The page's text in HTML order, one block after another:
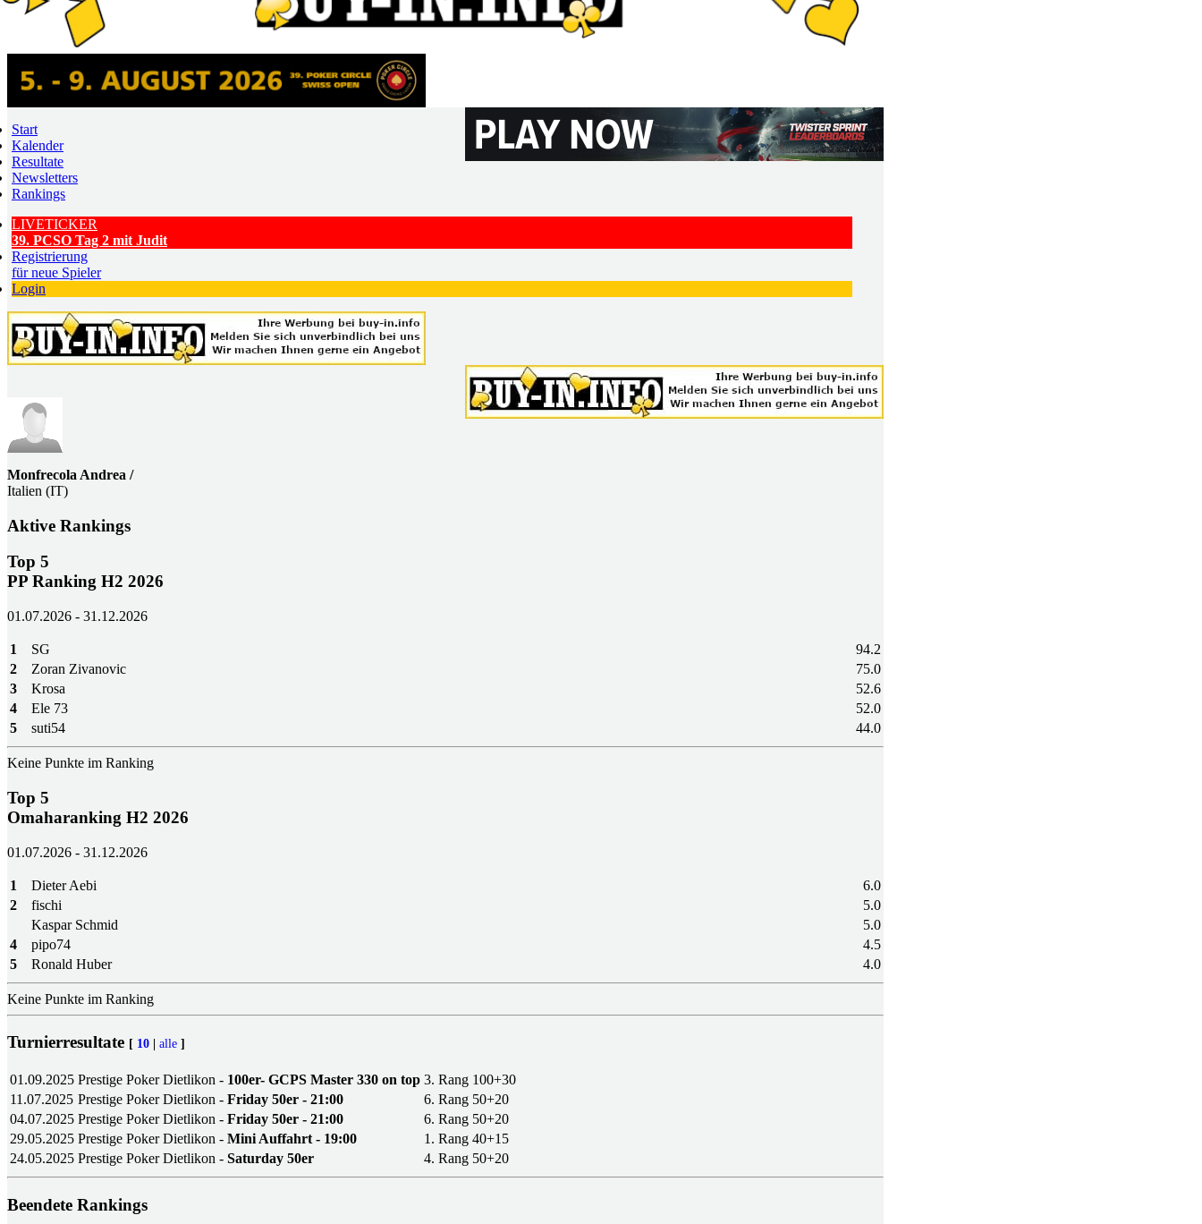
Start
Kalender
Resultate
Newsletters
Rankings
LIVETICKER
39. PCSO Tag 2 mit Judit
Registrierung
für neue Spieler
Login
Monfrecola Andrea /
Italien (IT)
Aktive Rankings
Top 5
PP Ranking H2 2026
01.07.2026 - 31.12.2026
1 SG
94.2
2
Zoran Zivanovic
75.0
3
Krosa
52.6
4
Ele 73
52.0
5
suti54 44.0
Keine Punkte im Ranking
Top 5
Omaharanking H2 2026
01.07.2026 - 31.12.2026
1 Dieter Aebi
6.0
2
fischi
5.0
Kaspar Schmid
5.0
4
pipo74
4.5
5
Ronald Huber 4.0
Keine Punkte im Ranking
Turnierresultate [ 10 alle ]
01.09.2025 Prestige Poker Dietlikon - 100er- GCPS Master 330 on top 3. Rang 100+30
11.07.2025 Prestige Poker Dietlikon - Friday 50er - 21:00 6. Rang 50+20
04.07.2025 Prestige Poker Dietlikon - Friday 50er - 21:00 6. Rang 50+20
29.05.2025 Prestige Poker Dietlikon - Mini Auffahrt - 19:00 1. Rang 40+15
24.05.2025 Prestige Poker Dietlikon - Saturday 50er 4. Rang 50+20
Beendete Rankings